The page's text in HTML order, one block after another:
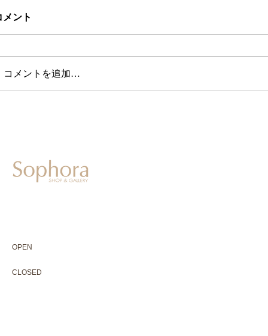
メント
コメントを追加…
OPEN
CLOSED